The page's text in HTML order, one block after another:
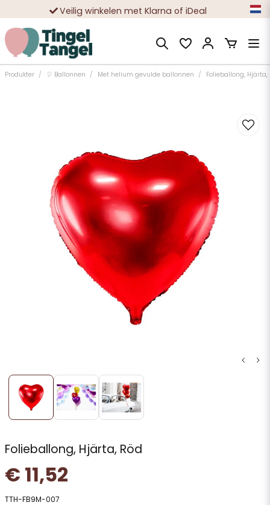
Veilig winkelen met Klarna of iDeal
Tienduizenden tevreden klanten
Produkter 🎈 Ballonnen Met helium gevulde ballonnen Folieballong, Hjärta,
Folieballong, Hjärta, Röd
€ 11,52
TTH-FB9M-007